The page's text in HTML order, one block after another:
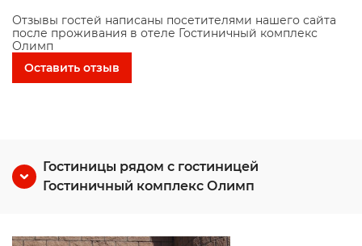
Отзывы гостей написаны посетителями нашего сайта
после проживания в отеле Гостиничный комплекс
Олимп
Оставить отзыв
Гостиницы рядом с гостиницей
Гостиничный комплекс Олимп